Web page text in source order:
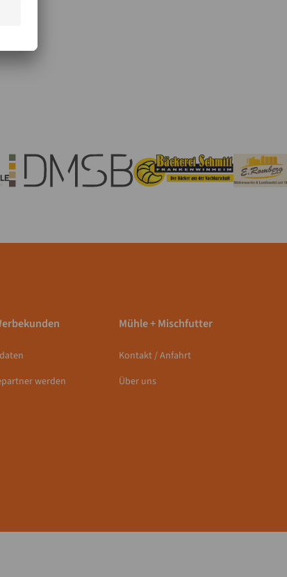
werden
Mühle + Mischfutter
Kontakt / Anfahrt
Über uns